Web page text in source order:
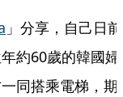
」分享，自己日前
約60歲的韓國婦
同搭乘電梯，期